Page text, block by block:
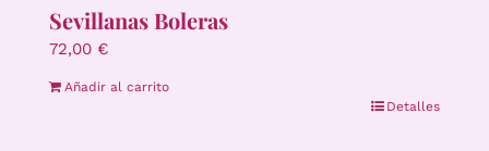
Sevillanas Boleras
72,00 €
Añadir al carrito
Detalles